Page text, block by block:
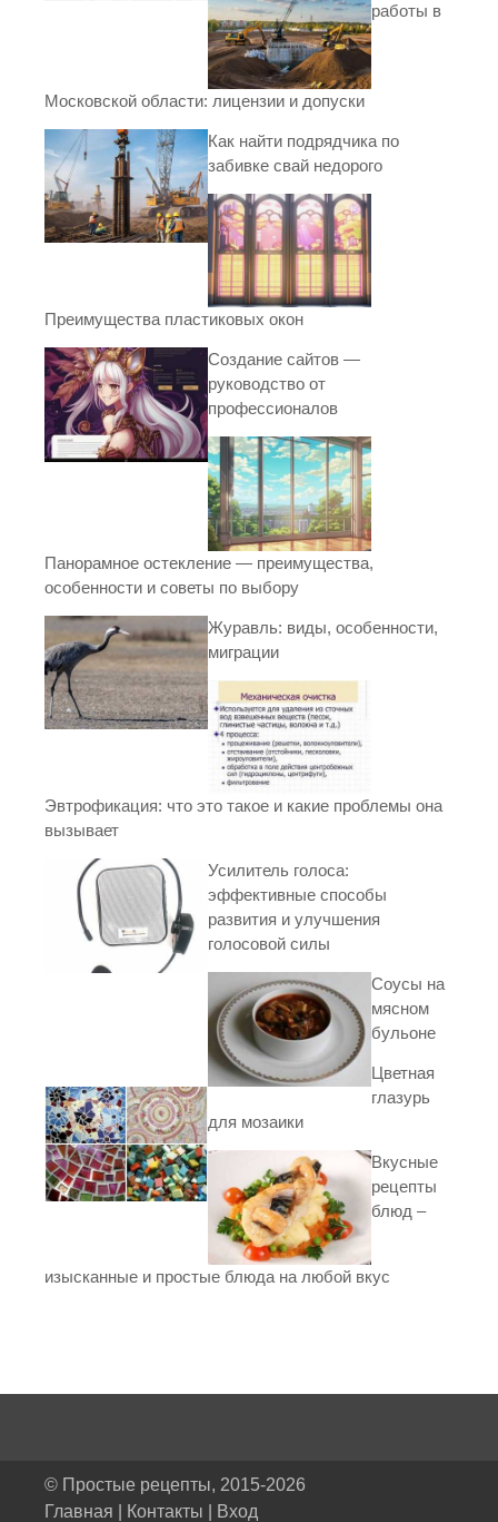
работы в
Московской области: лицензии и допуски
Как найти подрядчика по
забивке свай недорого
Преимущества пластиковых окон
Создание сайтов —
руководство от
профессионалов
Панорамное остекление — преимущества,
особенности и советы по выбору
Журавль: виды, особенности,
миграции
Эвтрофикация: что это такое и какие проблемы она
вызывает
Усилитель голоса:
эффективные способы
развития и улучшения
голосовой силы
Соусы на
мясном
бульоне
Цветная
глазурь
для мозаики
Вкусные
рецепты
блюд –
изысканные и простые блюда на любой вкус
© Простые рецепты, 2015-2026
Главная
Контакты Вход